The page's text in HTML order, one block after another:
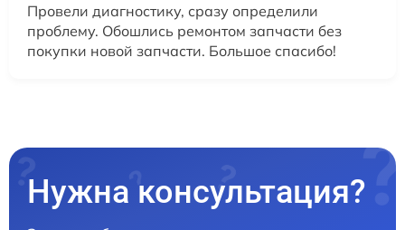
Провели диагностику, сразу определили
проблему. Обошлись ремонтом запчасти без
покупки новой запчасти. Большое спасибо!
Нужна консультация?